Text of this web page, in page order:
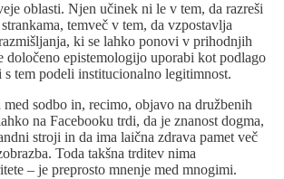
oblasti. Njen učinek ni le v tem, da razreši
temveč v tem, da vzpostavlja
ki se lahko ponovi v prihodnjih
določeno epistemologijo uporabi kot podlago
tem podeli institucionalno legitimnost.
sodbo in, recimo, objavo na družbenih
na Facebooku trdi, da je znanost dogma,
stroji in da ima laična zdrava pamet več
Toda takšna trditev nima
– je preprosto mnenje med mnogimi.